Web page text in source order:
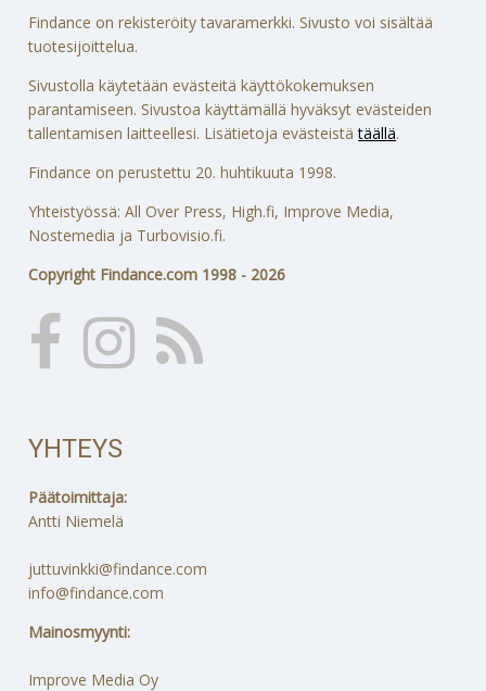
Findance on rekisteröity tavaramerkki. Sivusto voi sisältää
tuotesijoittelua.
Sivustolla käytetään evästeitä käyttökokemuksen
parantamiseen. Sivustoa käyttämällä hyväksyt evästeiden
tallentamisen laitteellesi. Lisätietoja evästeistätäällä.
Findance on perustettu 20. huhtikuuta 1998.
Yhteistyössä: All Over Press, High.fi, Improve Media,
Nostemedia ja Turbovisio.fi.
Copyright Findance.com 1998 - 2026
YHTEYS
Päätoimittaja:
Antti Niemelä
juttuvinkki@findance.com
info@findance.com
Mainosmyynti:
Improve Media Oy